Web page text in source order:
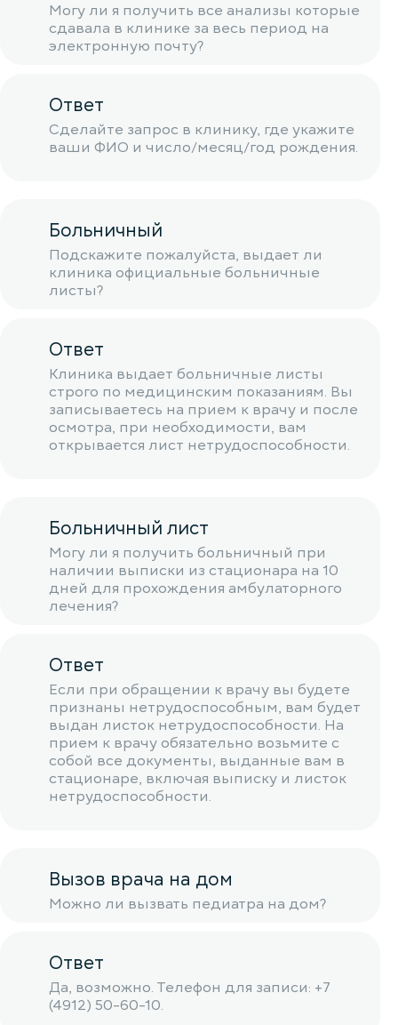
Могу ли я получить все анализы которые
сдавала в клинике за весь период на
электронную почту?
Ответ
Сделайте запрос в клинику, где укажите
ваши ФИО и число/месяц/год рождения.
Больничный
Подскажите пожалуйста, выдает ли
клиника официальные больничные
листы?
Ответ
Клиника выдает больничные листы
строго по медицинским показаниям. Вы
записываетесь на прием к врачу и после
осмотра, при необходимости, вам
открывается лист нетрудоспособности.
Больничный лист
Могу ли я получить больничный при
наличии выписки из стационара на 10
дней для прохождения амбулаторного
лечения?
Ответ
Если при обращении к врачу вы будете
признаны нетрудоспособным, вам будет
выдан листок нетрудоспособности. На
прием к врачу обязательно возьмите с
собой все документы, выданные вам в
стационаре, включая выписку и листок
нетрудоспособности.
Вызов врача на дом
Можно ли вызвать педиатра на дом?
Ответ
Да, возможно. Телефон для записи: +7
(4912) 50-60-10.